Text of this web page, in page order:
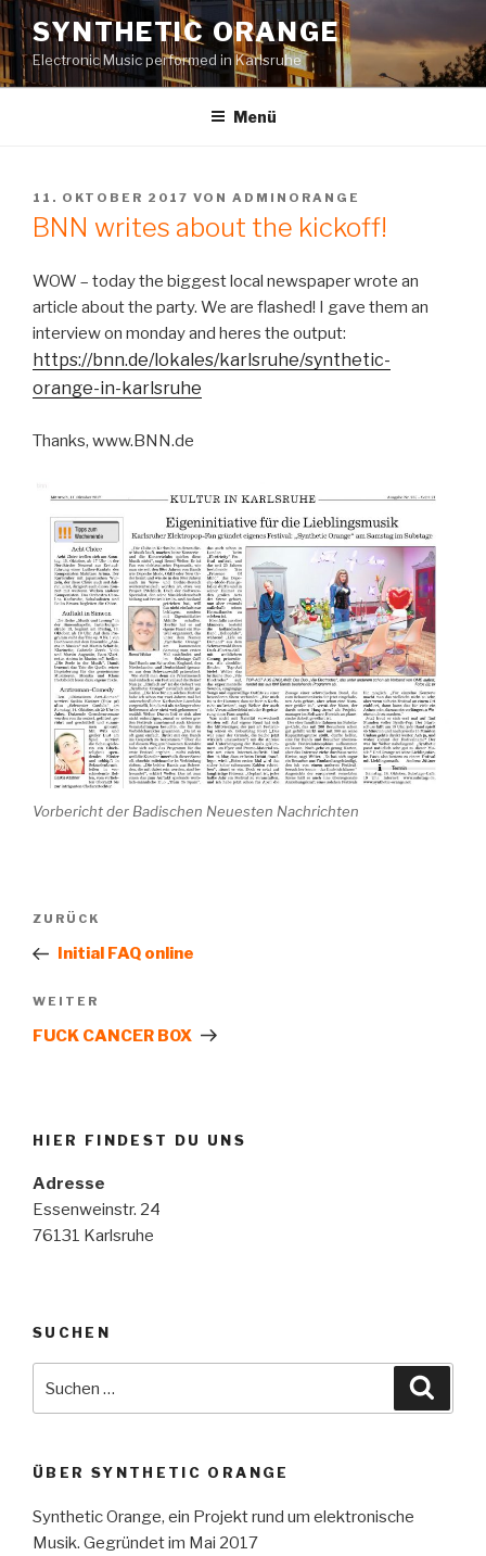
Zum
Inhalt
springen
SYNTHETIC ORANGE
Electronic Music performed in Karlsruhe
Menü
VERÖFFENTLICHT
AM
11. OKTOBER 2017 VON ADMINORANGE
BNN writes about the kickoff!
WOW – today the biggest local newspaper wrote an
article about the party. We are flashed! I gave them an
interview on monday and heres the output:
https://bnn.de/lokales/karlsruhe/synthetic-
orange-in-karlsruhe
Thanks, www.BNN.de
Vorbericht der Badischen Neuesten Nachrichten
Beitragsnavigation
Vorheriger
Beitrag
ZURÜCK
Initial FAQ online
Nächster
Beitrag
WEITER
FUCK CANCER BOX
HIER FINDEST DU UNS
Adresse
Essenweinstr. 24
76131 Karlsruhe
SUCHEN
nach:
ÜBER SYNTHETIC ORANGE
Synthetic Orange, ein Projekt rund um elektronische
Musik. Gegründet im Mai 2017